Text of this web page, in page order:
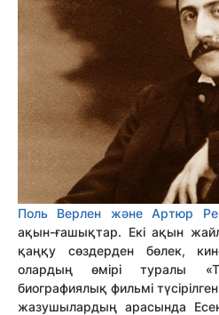
Поль Верлен және Артюр
ақын-ғашықтар. Екі ақын
қаңқу сөздерден бөлек,
олардың өмірі туралы
биографиялық фильмі
жазушылардың арасында